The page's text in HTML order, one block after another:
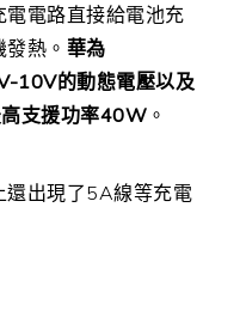
電路直接給電池充
熱。 華為
10V的動態電壓以及
支援功率40W 。
還出現了5A線等充電